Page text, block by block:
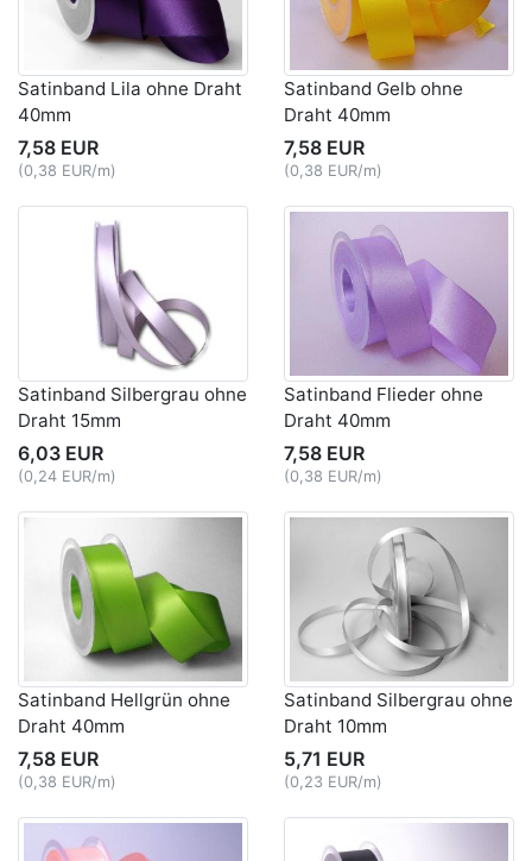
Satinband Lila ohne Draht
40mm
7,58 EUR
(0,38 EUR/m)
Satinband Gelb ohne
Draht 40mm
7,58 EUR
(0,38 EUR/m)
Satinband Silbergrau ohne
Draht 15mm
6,03 EUR
(0,24 EUR/m)
Satinband Flieder ohne
Draht 40mm
7,58 EUR
(0,38 EUR/m)
Satinband Hellgrün ohne
Draht 40mm
7,58 EUR
(0,38 EUR/m)
Satinband Silbergrau ohne
Draht 10mm
5,71 EUR
(0,23 EUR/m)